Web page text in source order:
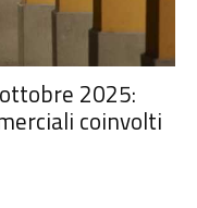
2025:
coinvolti